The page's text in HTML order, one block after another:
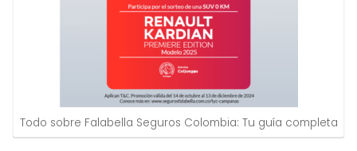
Todo sobre Falabella Seguros Colombia: Tu guía completa